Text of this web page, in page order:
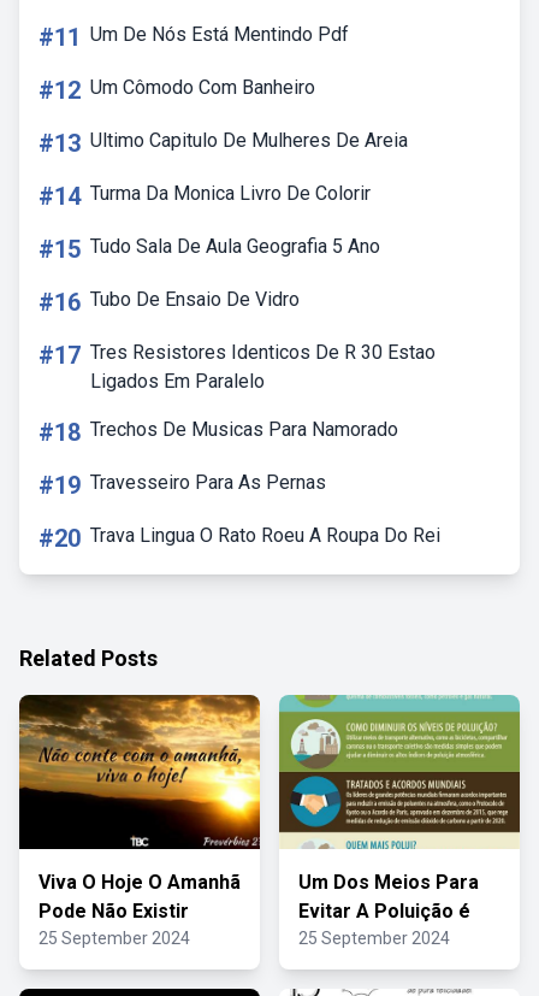
#11 Um De Nós Está Mentindo Pdf
#12 Um Cômodo Com Banheiro
#13 Ultimo Capitulo De Mulheres De Areia
#14 Turma Da Monica Livro De Colorir
#15 Tudo Sala De Aula Geografia 5 Ano
#16 Tubo De Ensaio De Vidro
#17 Tres Resistores Identicos De R 30 Estao
Ligados Em Paralelo
#18 Trechos De Musicas Para Namorado
#19 Travesseiro Para As Pernas
#20 Trava Lingua O Rato Roeu A Roupa Do Rei
Related Posts
Viva O Hoje O Amanhã
Pode Não Existir
25 September 2024
Um Dos Meios Para
Evitar A Poluição é
25 September 2024